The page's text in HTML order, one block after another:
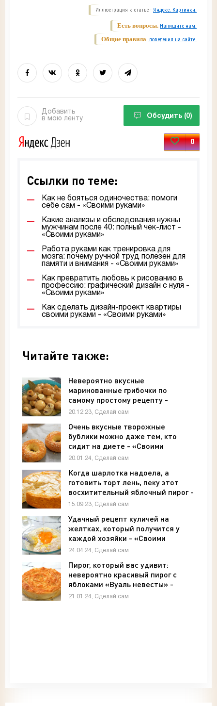
Иллюстрация к статье - Яндекс. Картинки.
Есть вопросы. Напишите нам.
Общие правила поведения на сайте.
Добавить
в мою ленту
Обсудить (0)
0
Ссылки по теме:
Как не бояться одиночества: помоги
себе сам - «Своими руками»
Какие анализы и обследования нужны
мужчинам после 40: полный чек-лист -
«Своими руками»
Работа руками как тренировка для
мозга: почему ручной труд полезен для
памяти и внимания - «Своими руками»
Как превратить любовь к рисованию в
профессию: графический дизайн с нуля -
«Своими руками»
Как сделать дизайн-проект квартиры
своими руками - «Своими руками»
Читайте также:
Невероятно вкусные
маринованные грибочки по
самому простому рецепту -
«Своими руками»
20.12.23, Сделай сам
Очень вкусные творожные
бублики можно даже тем, кто
сидит на диете - «Своими
руками»
20.01.24, Сделай сам
Когда шарлотка надоела, а
готовить торт лень, пеку этот
восхитительный яблочный пирог -
«Своими руками»
15.09.23, Сделай сам
Удачный рецепт куличей на
желтках, который получится у
каждой хозяйки - «Своими
руками»
24.04.24, Сделай сам
Пирог, который вас удивит:
невероятно красивый пирог с
яблоками «Вуаль невесты» -
«Своими руками»
21.01.24, Сделай сам